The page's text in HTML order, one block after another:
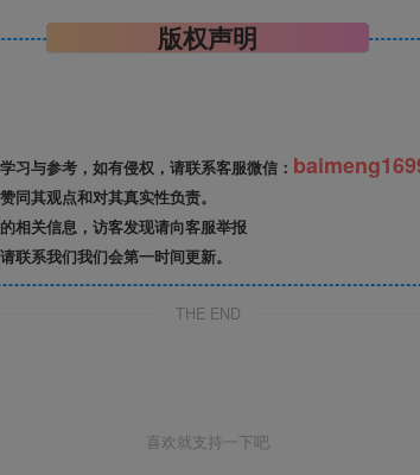
版权声明
习与参考，如有侵权，请联系客服微信：
同其观点和对其真实性负责。
相关信息，访客发现请向客服举报
联系我们我们会第一时间更新。
THE END
喜欢就支持一下吧